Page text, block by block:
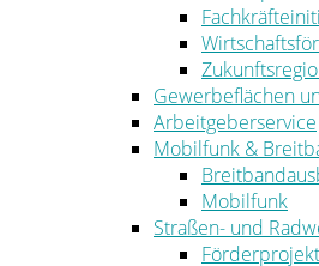
Gewerbeflächen
Arbeitgeberservice
Mobilfunk &
Mobilfunk
Straßen- und